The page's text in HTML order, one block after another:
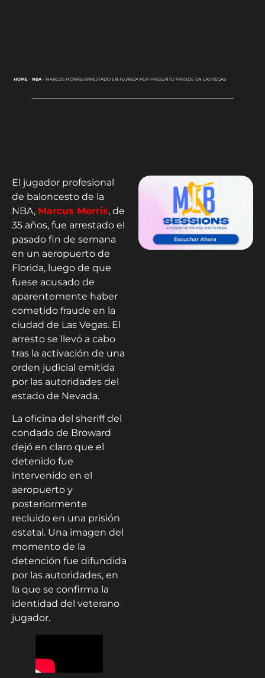
HOME- NBA- MARCUS MORRIS ARRESTADO EN FLORIDA POR PRESUNTO FRAUDE EN LAS VEGAS
El jugador profesional
de baloncesto de la
NBA, Marcus Morris, de
35 años, fue arrestado el
pasado fin de semana
en un aeropuerto de
Florida, luego de que
fuese acusado de
aparentemente haber
cometido fraude en la
ciudad de Las Vegas. El
arresto se llevó a cabo
tras la activación de una
orden judicial emitida
por las autoridades del
estado de Nevada.
La oficina del sheriff del
condado de Broward
dejó en claro que el
detenido fue
intervenido en el
aeropuerto y
posteriormente
recluido en una prisión
estatal. Una imagen del
momento de la
detención fue difundida
por las autoridades, en
la que se confirma la
identidad del veterano
jugador.